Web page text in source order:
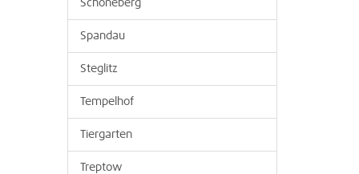
Schöneberg
Spandau
Steglitz
Tempelhof
Tiergarten
Treptow